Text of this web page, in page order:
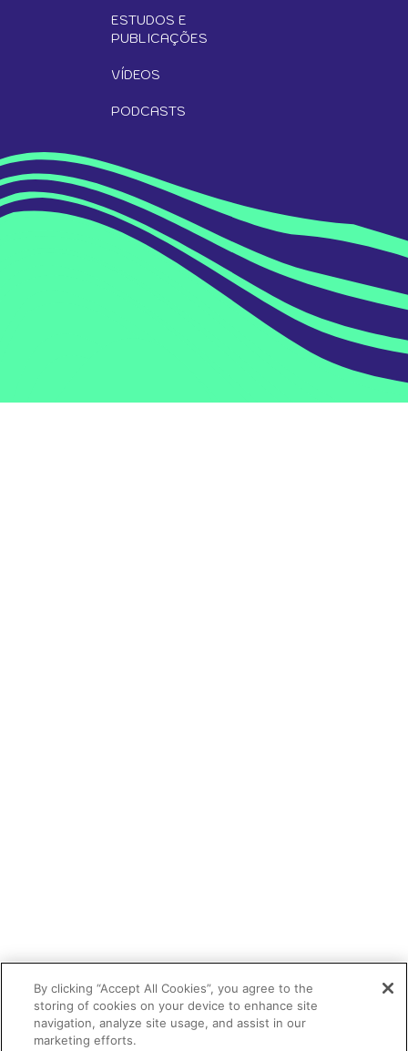
ESTUDOS E
PUBLICAÇÕES
VÍDEOS
PODCASTS
By clicking “Accept All Cookies”, you agree to the
storing of cookies on your device to enhance site
navigation, analyze site usage, and assist in our
marketing efforts.